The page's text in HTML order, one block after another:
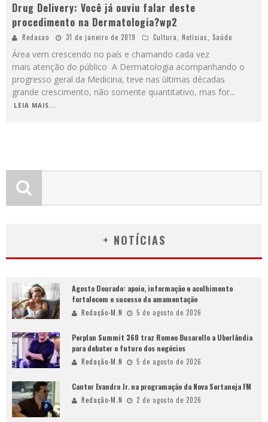
Drug Delivery: Você já ouviu falar deste
procedimento na Dermatologia?wp2
Redacao 31 de janeiro de 2019 Cultura, Notícias, Saúde
Área vem crescendo no país e chamando cada vez
mais atenção do público A Dermatologia acompanhando o
progresso geral da Medicina, teve nas últimas décadas
grande crescimento, não somente quantitativo, mas for...
LEIA MAIS...
+ NOTÍCIAS
Agosto Dourado: apoio, informação e acolhimento
fortalecem o sucesso da amamentação
Redação-M.N 5 de agosto de 2026
Perplan Summit 360 traz Romeo Busarello a Uberlândia
para debater o futuro dos negócios
Redação-M.N 5 de agosto de 2026
Cantor Evandro Jr. na programação da Nova Sertaneja FM
Redação-M.N 2 de agosto de 2026